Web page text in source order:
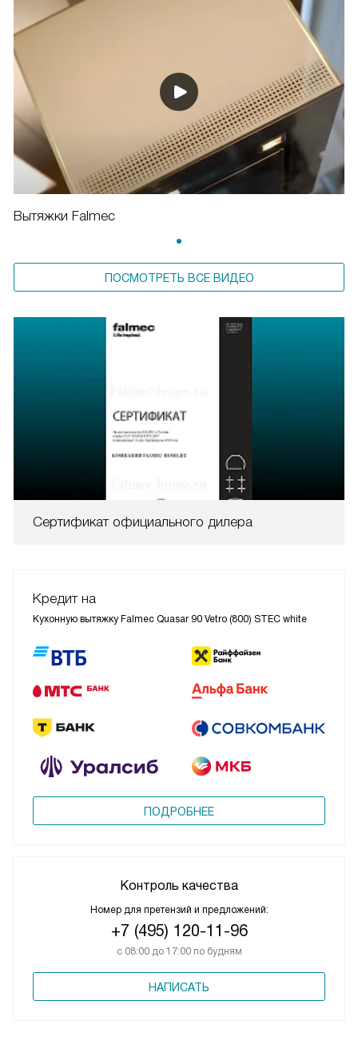
Вытяжки Falmec
ПОСМОТРЕТЬ ВСЕ ВИДЕО
Сертификат официального дилера
Кредит на
Кухонную вытяжку Falmec Quasar 90 Vetro (800) STEC white
ПОДРОБНЕЕ
Контроль качества
Номер для претензий и предложений:
+7 (495) 120-11-96
с 08:00 до 17:00 по будням
НАПИСАТЬ